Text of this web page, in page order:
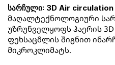
სარჩული: 3D Air circulation
მაღალტექნოლოგიური
უზრუნველყოფს ჰაერის
ფეხსაცმლის შიგნით
მიკროკლიმატს.